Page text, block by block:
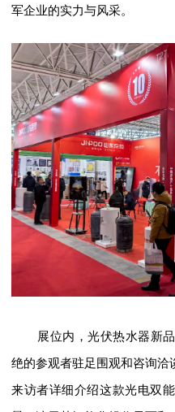
军企业的实力与风采。
展位内，光伏热水器新
绝的参观者驻足围观和咨询洽
来访者详细介绍这款光电双